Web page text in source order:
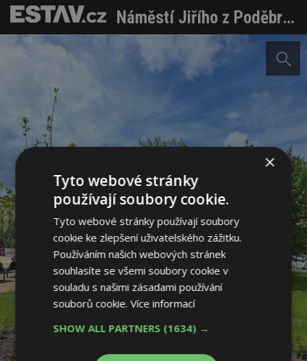
Náměstí Jiřího z Poděbrad v Praze se proměnilo v živý přírodní park, pomáhá zadržovat dešťovou vodu a reaguje na klimatické změny
×
Tyto webové stránky
používají soubory cookie.
Tyto webové stránky používají soubory
cookie ke zlepšení uživatelského zážitku.
Používáním našich webových stránek
souhlasíte se všemi soubory cookie v
souladu s našimi zásadami používání
souborů cookie.Více informací
SHOW ALL PARTNERS (1634) →